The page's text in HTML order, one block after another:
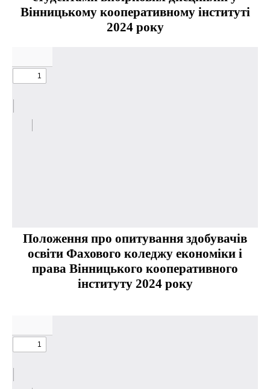
Вінницькому кооперативному інституті
2024 року
Положення про опитування здобувачів
освіти Фахового коледжу економіки і
права Вінницького кооперативного
інституту 2024 року